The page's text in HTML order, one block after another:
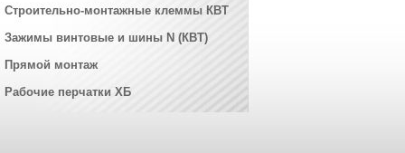
Строительно-монтажные клеммы КВТ
Зажимы винтовые и шины N (КВТ)
Прямой монтаж
Рабочие перчатки ХБ